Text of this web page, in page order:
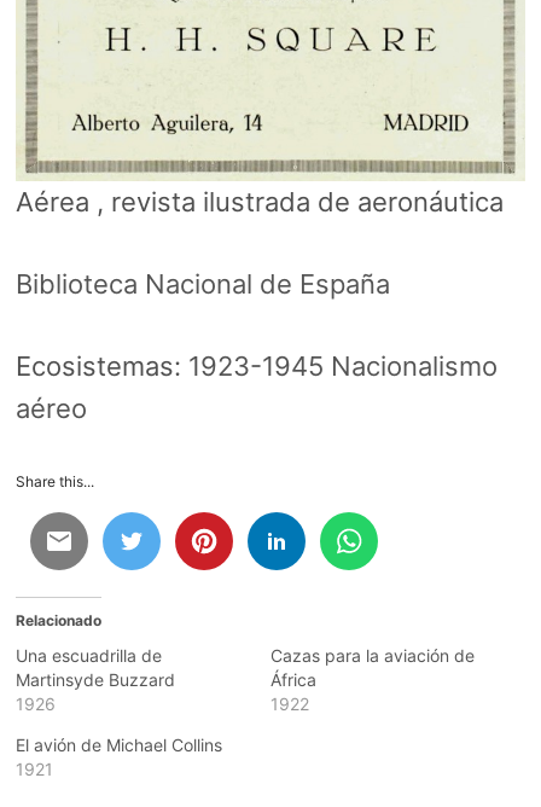
Aérea , revista ilustrada de aeronáutica
Biblioteca Nacional de España
Ecosistemas: 1923-1945 Nacionalismo
aéreo
Share this...
Relacionado
Una escuadrilla de
Martinsyde Buzzard
1926
Cazas para la aviación de
África
1922
El avión de Michael Collins
1921